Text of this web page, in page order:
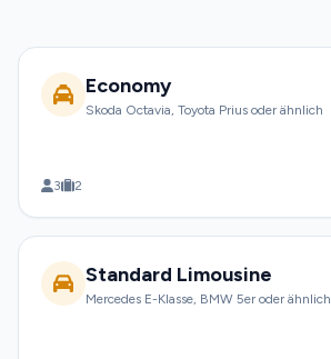
Economy
Skoda Octavia, Toyota Prius oder ähnlich
3 2
Standard Limousine
Mercedes E-Klasse, BMW 5er oder ähnlich